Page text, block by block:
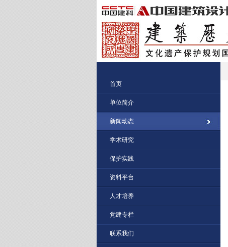
首页
单位简介
新闻动态
学术研究
保护实践
资料平台
人才培养
党建专栏
联系我们